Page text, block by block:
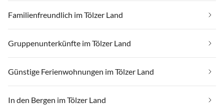
Familienfreundlich im Tölzer Land
Gruppenunterkünfte im Tölzer Land
Günstige Ferienwohnungen im Tölzer Land
In den Bergen im Tölzer Land